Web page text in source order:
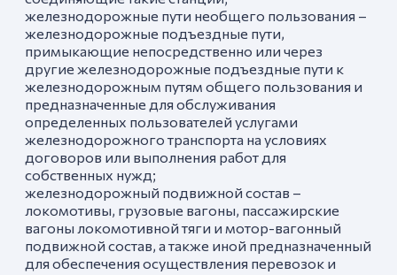
железнодорожные пути необщего пользования –
железнодорожные подъездные пути,
примыкающие непосредственно или через
другие железнодорожные подъездные пути к
железнодорожным путям общего пользования и
предназначенные для обслуживания
определенных пользователей услугами
железнодорожного транспорта на условиях
договоров или выполнения работ для
собственных нужд;
железнодорожный подвижной состав –
локомотивы, грузовые вагоны, пассажирские
вагоны локомотивной тяги и мотор-вагонный
подвижной состав, а также иной предназначенный
для обеспечения осуществления перевозок и